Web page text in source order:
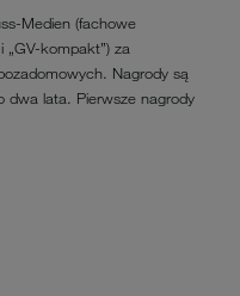
Medien (fachowe
„GV-kompakt”) za
Nagrody są
dwa lata. Pierwsze nagrody